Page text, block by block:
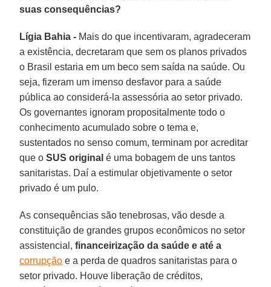
suas consequências?
Lígia Bahia - Mais do que incentivaram, agradeceram
a existência, decretaram que sem os planos privados
o Brasil estaria em um beco sem saída na saúde. Ou
seja, fizeram um imenso desfavor para a saúde
pública ao considerá-la assessória ao setor privado.
Os governantes ignoram propositalmente todo o
conhecimento acumulado sobre o tema e,
sustentados no senso comum, terminam por acreditar
que oSUS original é uma bobagem de uns tantos
sanitaristas. Daí a estimular objetivamente o setor
privado é um pulo.
As consequências são tenebrosas, vão desde a
constituição de grandes grupos econômicos no setor
assistencial,financeirização da saúde e até a
corrupção e a perda de quadros sanitaristas para o
setor privado. Houve liberação de créditos,